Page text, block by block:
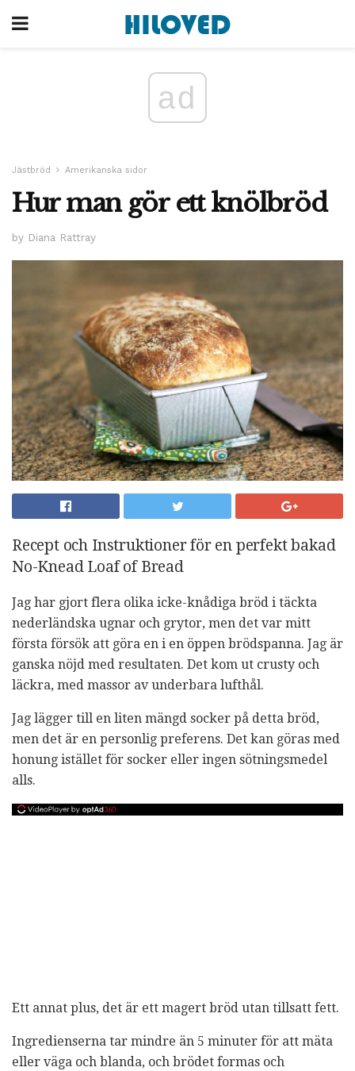
ad
Jästbröd Amerikanska sidor
Hur man gör ett knölbröd
by Diana Rattray
Recept och Instruktioner för en perfekt bakad
No-Knead Loaf of Bread
Jag har gjort flera olika icke-knådiga bröd i täckta
nederländska ugnar och grytor, men det var mitt
första försök att göra en i en öppen brödspanna. Jag är
ganska nöjd med resultaten. Det kom ut crusty och
läckra, med massor av underbara lufthål.
Jag lägger till en liten mängd socker på detta bröd,
men det är en personlig preferens. Det kan göras med
honung istället för socker eller ingen sötningsmedel
alls.
Ett annat plus, det är ett magert bröd utan tillsatt fett.
Ingredienserna tar mindre än 5 minuter för att mäta
eller väga och blanda, och brödet formas och